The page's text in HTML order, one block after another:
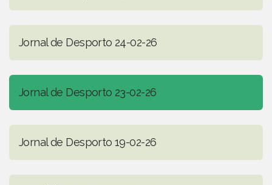
Jornal de Desporto 24-02-26
Jornal de Desporto 23-02-26
Jornal de Desporto 19-02-26